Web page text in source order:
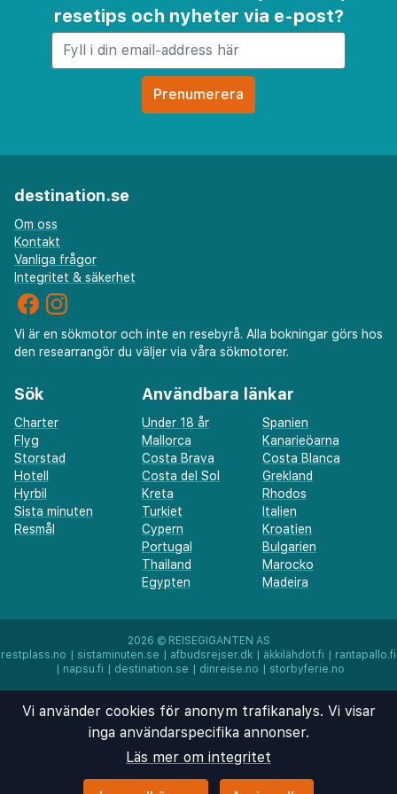
Rysk-ortodox katedral - 0,9 km
Rysk-ortodoxa katedralen - 0,9 km
Albert Street - 0,9 km
Vermanes trädgård - 0,9 km
Den största flygplatsen i närheten är Riga
International Airport (RIX) - 11,8 km
från 08.00 till 11.00.
Känn dig som hemma i ett av de 43 rummen med
dig uppkopplad, och kabel-tv erbjuder underhållning.
Badrum med badkar eller dusch, gratis toalettartiklar
och hårtorkar. På rummet finns telefon,
värdeförvaringsskåp och skrivbord.
resetips och nyheter via e-post?
destination.se
Om oss
Kontakt
Vanliga frågor
Integritet & säkerhet
Vi är en sökmotor och inte en resebyrå. Alla bokningar görs hos
den researrangör du väljer via våra sökmotorer.
Sök
Charter
Flyg
Storstad
Hotell
Hyrbil
Sista minuten
Resmål
Användbara länkar
Under 18 år
Spanien
Mallorca
Kanarieöarna
Costa Brava
Costa Blanca
Costa del Sol
Grekland
Kreta
Rhodos
Turkiet
Italien
Cypern
Kroatien
Portugal
Bulgarien
Thailand
Marocko
Egypten
Madeira
2026 © REISEGIGANTEN AS
restplass.no
sistaminuten.se afbudsrejser.dk äkkilähdöt.fi
rantapallo.fi
napsu.fi destination.se dinreise.no storbyferie.no
Vi använder cookies för anonym trafikanalys. Vi visar
inga användarspecifika annonser.
Läs mer om integritet